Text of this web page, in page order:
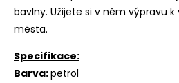
bavlny. Užijete si v něm výpravu
města.
Specifikace:
Barva:petrol